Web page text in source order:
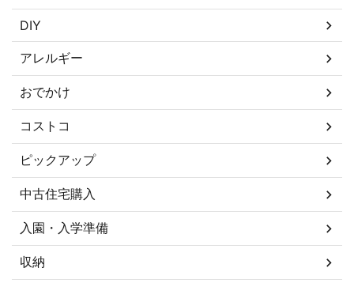
DIY
アレルギー
おでかけ
コストコ
ピックアップ
中古住宅購入
入園・入学準備
収納